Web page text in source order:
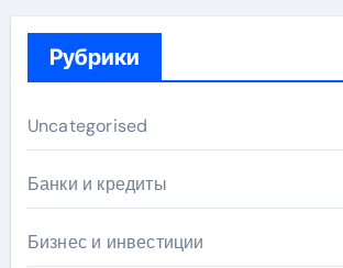
Рубрики
Uncategorised
Банки и кредиты
Бизнес и инвестиции